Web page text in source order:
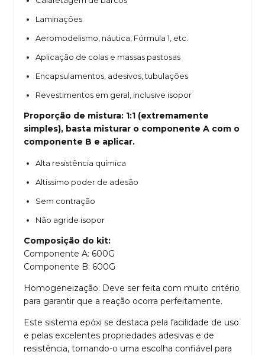
Laminações
Aeromodelismo, náutica, Fórmula 1, etc.
Aplicação de colas e massas pastosas
Encapsulamentos, adesivos, tubulações
Revestimentos em geral, inclusive isopor
Proporção de mistura: 1:1 (extremamente
simples), basta misturar o componente A com o
componente B e aplicar.
Alta resistência química
Altíssimo poder de adesão
Sem contração
Não agride isopor
Composição do kit:
Componente A: 600G
Componente B: 600G
Homogeneização: Deve ser feita com muito critério
para garantir que a reação ocorra perfeitamente.
Este sistema epóxi se destaca pela facilidade de uso
e pelas excelentes propriedades adesivas e de
resistência, tornando-o uma escolha confiável para